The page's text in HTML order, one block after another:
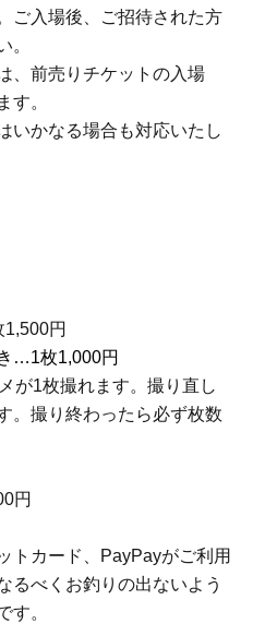
ご入場後、ご招待された方
。
、前売りチケットの入場
す。
いかなる場合も対応いたし
円
…1枚1,000円
が1枚撮れます。撮り直し
。撮り終わったら必ず枚数
円
トカード、PayPayがご利用
るべくお釣りの出ないよう
す。